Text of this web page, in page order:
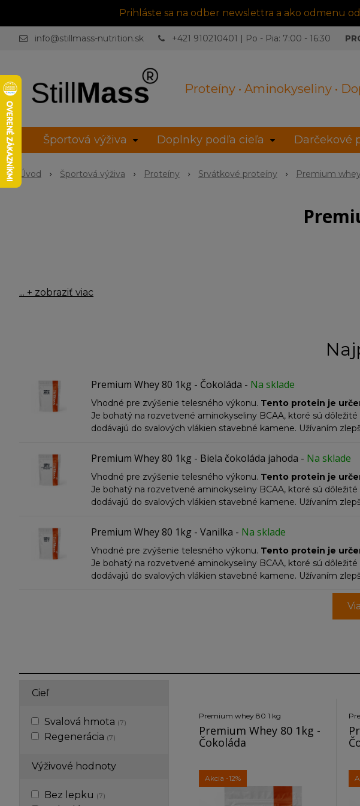
Prihláste sa na odber newslettra a ako odmenu
Proteíny • Aminokyseliny •
info@stillmass-nutrition.sk +421 910210401 | Po - Pia: 7:00 - 16:30
Športová výživa Doplnky podľa cieľa Darčekové
Úvod Športová výživa Proteíny Srvátkové proteíny Premium
... + zobraziť viac
Premium Whey 80 1kg - Čokoláda - Na sklade
Vhodné pre zvýšenie telesného výkonu. Tento protein je
Je bohatý na rozvetvené aminokyseliny BCAA, ktoré sú
dodávajú do svalových vlákien stavebné kamene. Užívaním
Ultra-filtration
Je rýchlo stráviteľný a nezaťažuje žalúdok.
Premium Whey 80 1kg - Biela čokoláda jahoda - Na sklade
Vhodné pre zvýšenie telesného výkonu. Tento protein je
Je bohatý na rozvetvené aminokyseliny BCAA, ktoré sú
dodávajú do svalových vlákien stavebné kamene. Užívaním
Ultra-filtration
Je rýchlo stráviteľný a nezaťažuje žalúdok.
Premium Whey 80 1kg - Vanilka - Na sklade
Vhodné pre zvýšenie telesného výkonu. Tento protein je
Je bohatý na rozvetvené aminokyseliny BCAA, ktoré sú
dodávajú do svalových vlákien stavebné kamene. Užívaním
Cieľ
Svalová hmota (7)
Regenerácia (7)
Výživové hodnoty
Bez lepku (7)
Premium whey 80 1 kg
Premium Whey 80 1kg -
Čokoláda
Akcia -12%